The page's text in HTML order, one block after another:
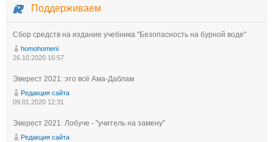
Поддерживаем
Сбор средств на издание учебника "Безопасность на бурной воде"
homohomeni
26.10.2020 16:57
Эверест 2021: это всё Ама-Даблам
Редакция сайта
09.01.2020 12:31
Эверест 2021: Лобуче - "учитель на замену"
Редакция сайта